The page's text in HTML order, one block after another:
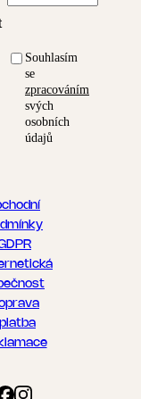
Souhlasím
se
zpracováním
svých
osobních
údajů